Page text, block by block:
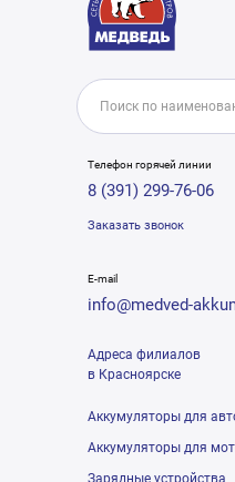
Телефон горячей линии
8 (391) 299-76-06
Заказать звонок
E-mail
info@medved-
Адреса филиалов
в Красноярске
Аккумуляторы для
Аккумуляторы для